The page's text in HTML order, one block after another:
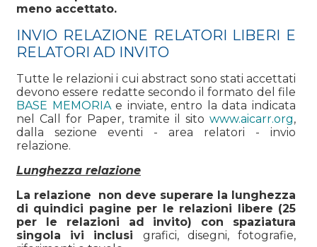
meno accettato.
INVIO RELAZIONE RELATORI LIBERI E
RELATORI AD INVITO
Tutte le relazioni i cui abstract sono stati accettati
devono essere redatte secondo il formato del file
BASE MEMORIAe inviate, entro la data indicata
nel Call for Paper, tramite il sito www.aicarr.org,
dalla sezione eventi - area relatori - invio
relazione.
Lunghezza relazione
La relazione non deve superare la lunghezza
di quindici pagine per le relazioni libere (25
per le relazioni ad invito) con spaziatura
singola ivi inclusi grafici, disegni, fotografie,